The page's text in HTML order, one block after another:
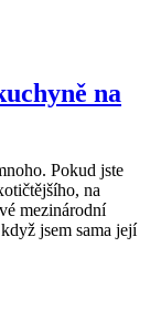
na
Pokud jste
na
mezinárodní
jsem sama její